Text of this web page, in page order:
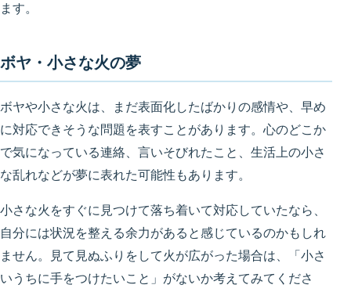
ます。
ボヤ・小さな火の夢
ボヤや小さな火は、まだ表面化したばかりの感情や、早め
に対応できそうな問題を表すことがあります。心のどこか
で気になっている連絡、言いそびれたこと、生活上の小さ
な乱れなどが夢に表れた可能性もあります。
小さな火をすぐに見つけて落ち着いて対応していたなら、
自分には状況を整える余力があると感じているのかもしれ
ません。見て見ぬふりをして火が広がった場合は、「小さ
いうちに手をつけたいこと」がないか考えてみてくださ